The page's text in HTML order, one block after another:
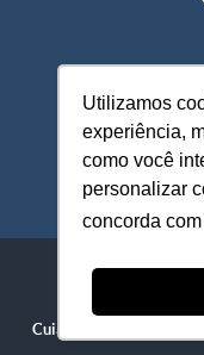
Utilizamos
experiência,
como você
personalizar
concorda
O Sesi MT está
dúvidas, receber
visando sempre
Sistema FIEMT
Avenida Historiador
Cuiabá - MT / CEP